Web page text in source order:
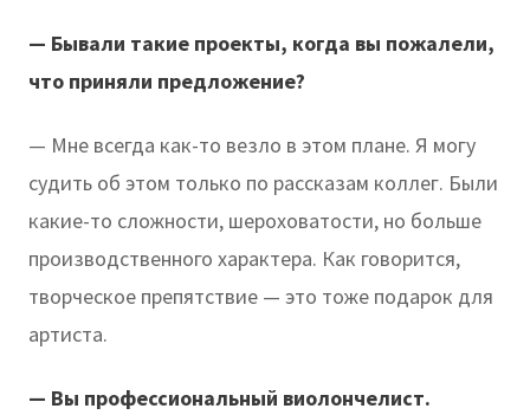
— Бывали такие проекты, когда вы пожалели,
что приняли предложение?
— Мне всегда как-то везло в этом плане. Я могу
судить об этом только по рассказам коллег. Были
какие-то сложности, шероховатости, но больше
производственного характера. Как говорится,
творческое препятствие — это тоже подарок для
артиста.
— Вы профессиональный виолончелист.